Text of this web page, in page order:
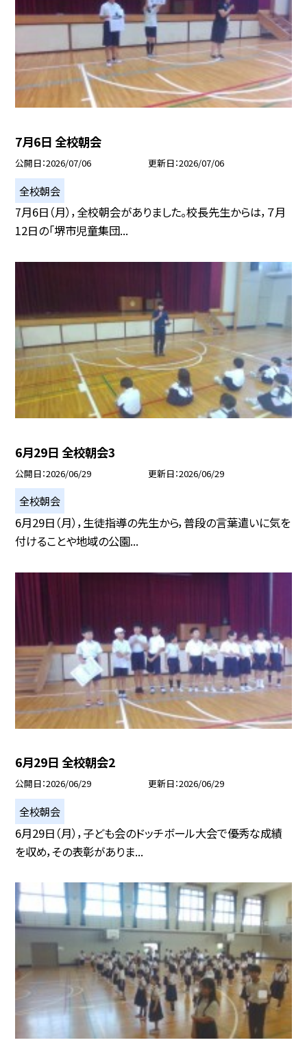
7月6日 全校朝会
公開日 2026/07/06 更新日 2026/07/06
全校朝会
7月6日（月），全校朝会がありました。校長先生からは，７月
12日の「堺市児童集団...
6月29日 全校朝会3
公開日 2026/06/29 更新日 2026/06/29
全校朝会
6月29日（月），生徒指導の先生から，普段の言葉遣いに気を
付けることや地域の公園...
6月29日 全校朝会2
公開日 2026/06/29 更新日 2026/06/29
全校朝会
6月29日（月），子ども会のドッチボール大会で優秀な成績
を収め，その表彰がありま...